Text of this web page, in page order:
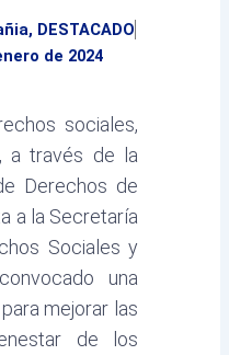
, DESTACADO
de 2024
sociales,
a través de la
Derechos de
a la Secretaría
Sociales y
una
mejorar las
de los